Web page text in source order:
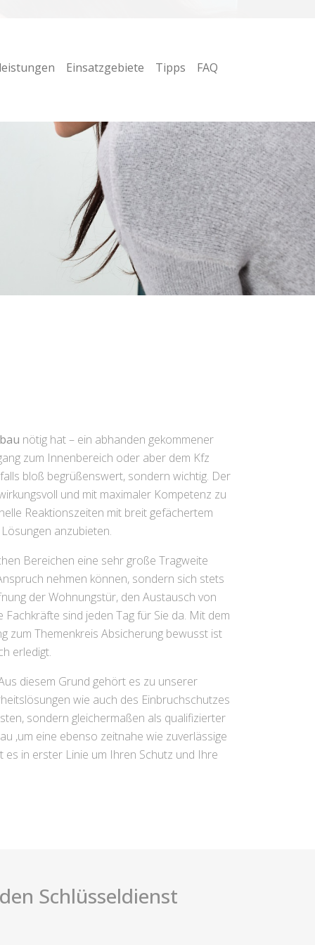
Einsatzgebiete Tipps FAQ
nötig hat – ein abhanden gekommener
zum Innenbereich oder aber dem Kfz
bloß begrüßenswert, sondern wichtig. Der
und mit maximaler Kompetenz zu
Reaktionszeiten mit breit gefächertem
anzubieten.
Bereichen eine sehr große Tragweite
nehmen können, sondern sich stets
der Wohnungstür, den Austausch von
sind jeden Tag für Sie da. Mit dem
zum Themenkreis Absicherung bewusst ist
erledigt.
diesem Grund gehört es zu unserer
wie auch des Einbruchschutzes
sondern gleichermaßen als qualifizierter
,um eine ebenso zeitnahe wie zuverlässige
in erster Linie um Ihren Schutz und Ihre
Schlüsseldienst